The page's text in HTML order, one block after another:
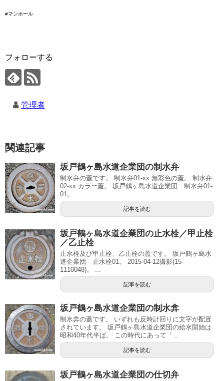
#マンホール
フォローする
管理者
関連記事
坂戸鶴ヶ島水道企業団の制水弁
制水弁の蓋です。 制水弁01-xx 無彩色の蓋。 制水弁
02-xx カラー蓋。 坂戸鶴ヶ島水道企業団 制水弁01-
01。 ...
記事を読む
坂戸鶴ヶ島水道企業団の止水栓／甲止栓
／乙止栓
止水栓及び甲止栓、乙止栓の蓋です。 坂戸鶴ヶ島水
道企業団 止水栓01。 2015-04-12撮影(15-
1110048)。 ...
記事を読む
坂戸鶴ヶ島水道企業団の制水弇
制水弇の蓋です。 いずれも反時計回りに文字が配置
されています。 坂戸鶴ヶ島水道企業団の給水開始は
昭和40年代半ば。 この時代にあって「...
記事を読む
坂戸鶴ヶ島水道企業団の仕切弁